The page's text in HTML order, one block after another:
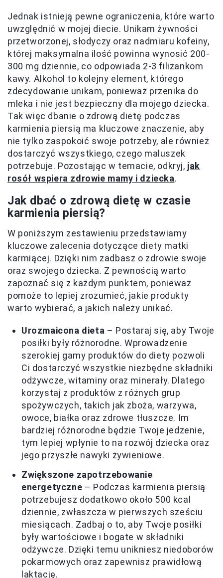
Jednak istnieją pewne ograniczenia, które warto
uwzględnić w mojej diecie. Unikam żywności
przetworzonej, słodyczy oraz nadmiaru kofeiny,
której maksymalna ilość powinna wynosić 200-
300 mg dziennie, co odpowiada 2-3 filiżankom
kawy. Alkohol to kolejny element, którego
zdecydowanie unikam, ponieważ przenika do
mleka i nie jest bezpieczny dla mojego dziecka.
Tak więc dbanie o zdrową dietę podczas
karmienia piersią ma kluczowe znaczenie, aby
nie tylko zaspokoić swoje potrzeby, ale również
dostarczyć wszystkiego, czego maluszek
potrzebuje. Pozostając w temacie, odkryj, jak
rosół wspiera zdrowie mamy i dziecka.
Jak dbać o zdrową dietę w czasie
karmienia piersią?
W poniższym zestawieniu przedstawiamy
kluczowe zalecenia dotyczące diety matki
karmiącej. Dzięki nim zadbasz o zdrowie swoje
oraz swojego dziecka. Z pewnością warto
zapoznać się z każdym punktem, ponieważ
pomoże to lepiej zrozumieć, jakie produkty
warto wybierać, a jakich należy unikać.
Urozmaicona dieta – Postaraj się, aby Twoje
posiłki były różnorodne. Wprowadzenie
szerokiej gamy produktów do diety pozwoli
Ci dostarczyć wszystkie niezbędne składniki
odżywcze, witaminy oraz minerały. Dlatego
korzystaj z produktów z różnych grup
spożywczych, takich jak zboża, warzywa,
owoce, białka oraz zdrowe tłuszcze. Im
bardziej różnorodne będzie Twoje jedzenie,
tym lepiej wpłynie to na rozwój dziecka oraz
jego przyszłe nawyki żywieniowe.
Zwiększone zapotrzebowanie
energetyczne – Podczas karmienia piersią
potrzebujesz dodatkowo około 500 kcal
dziennie, zwłaszcza w pierwszych sześciu
miesiącach. Zadbaj o to, aby Twoje posiłki
były wartościowe i bogate w składniki
odżywcze. Dzięki temu unikniesz niedoborów
pokarmowych oraz zapewnisz prawidłową
laktację.